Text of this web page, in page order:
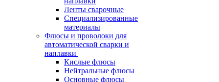
Ленты сварочные
Специализированные
материалы
Флюсы и проволоки для
автоматической сварки и
наплавки
Кислые флюсы
Нейтральные флюсы
Основные флюсы